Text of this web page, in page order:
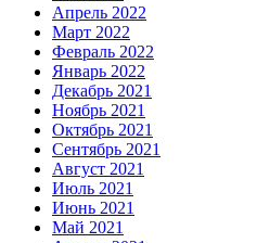
Апрель 2022
Март 2022
Февраль 2022
Январь 2022
Декабрь 2021
Ноябрь 2021
Октябрь 2021
Сентябрь 2021
Август 2021
Июль 2021
Июнь 2021
Май 2021